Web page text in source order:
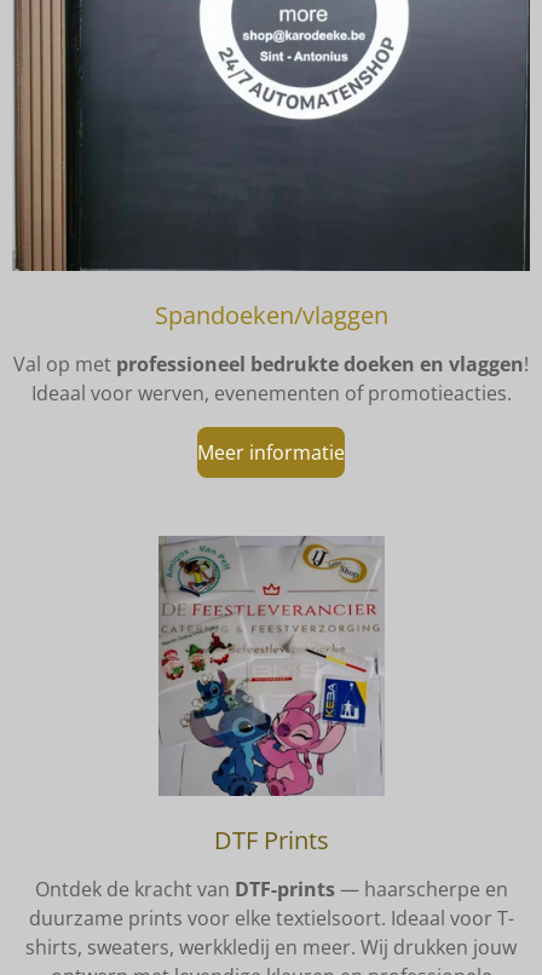
Spandoeken/vlaggen
Val op met professioneel bedrukte doeken en vlaggen!
Ideaal voor werven, evenementen of promotieacties.
Meer informatie
DTF Prints
Ontdek de kracht van DTF-prints— haarscherpe en
duurzame prints voor elke textielsoort. Ideaal voor T-
shirts, sweaters, werkkledij en meer. Wij drukken jouw